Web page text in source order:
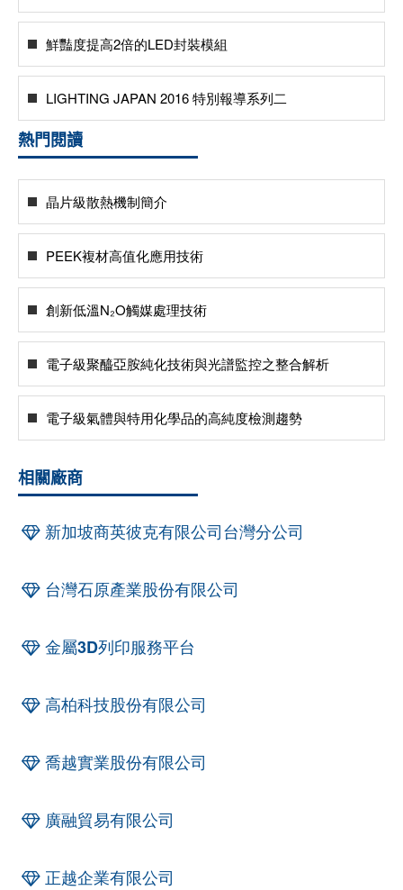
鮮豔度提高2倍的LED封裝模組
LIGHTING JAPAN 2016 特別報導系列二
熱門閱讀
晶片級散熱機制簡介
PEEK複材高值化應用技術
創新低溫N₂O觸媒處理技術
電子級聚醯亞胺純化技術與光譜監控之整合解析
電子級氣體與特用化學品的高純度檢測趨勢
相關廠商
新加坡商英彼克有限公司台灣分公司
台灣石原產業股份有限公司
金屬3D列印服務平台
高柏科技股份有限公司
喬越實業股份有限公司
廣融貿易有限公司
正越企業有限公司